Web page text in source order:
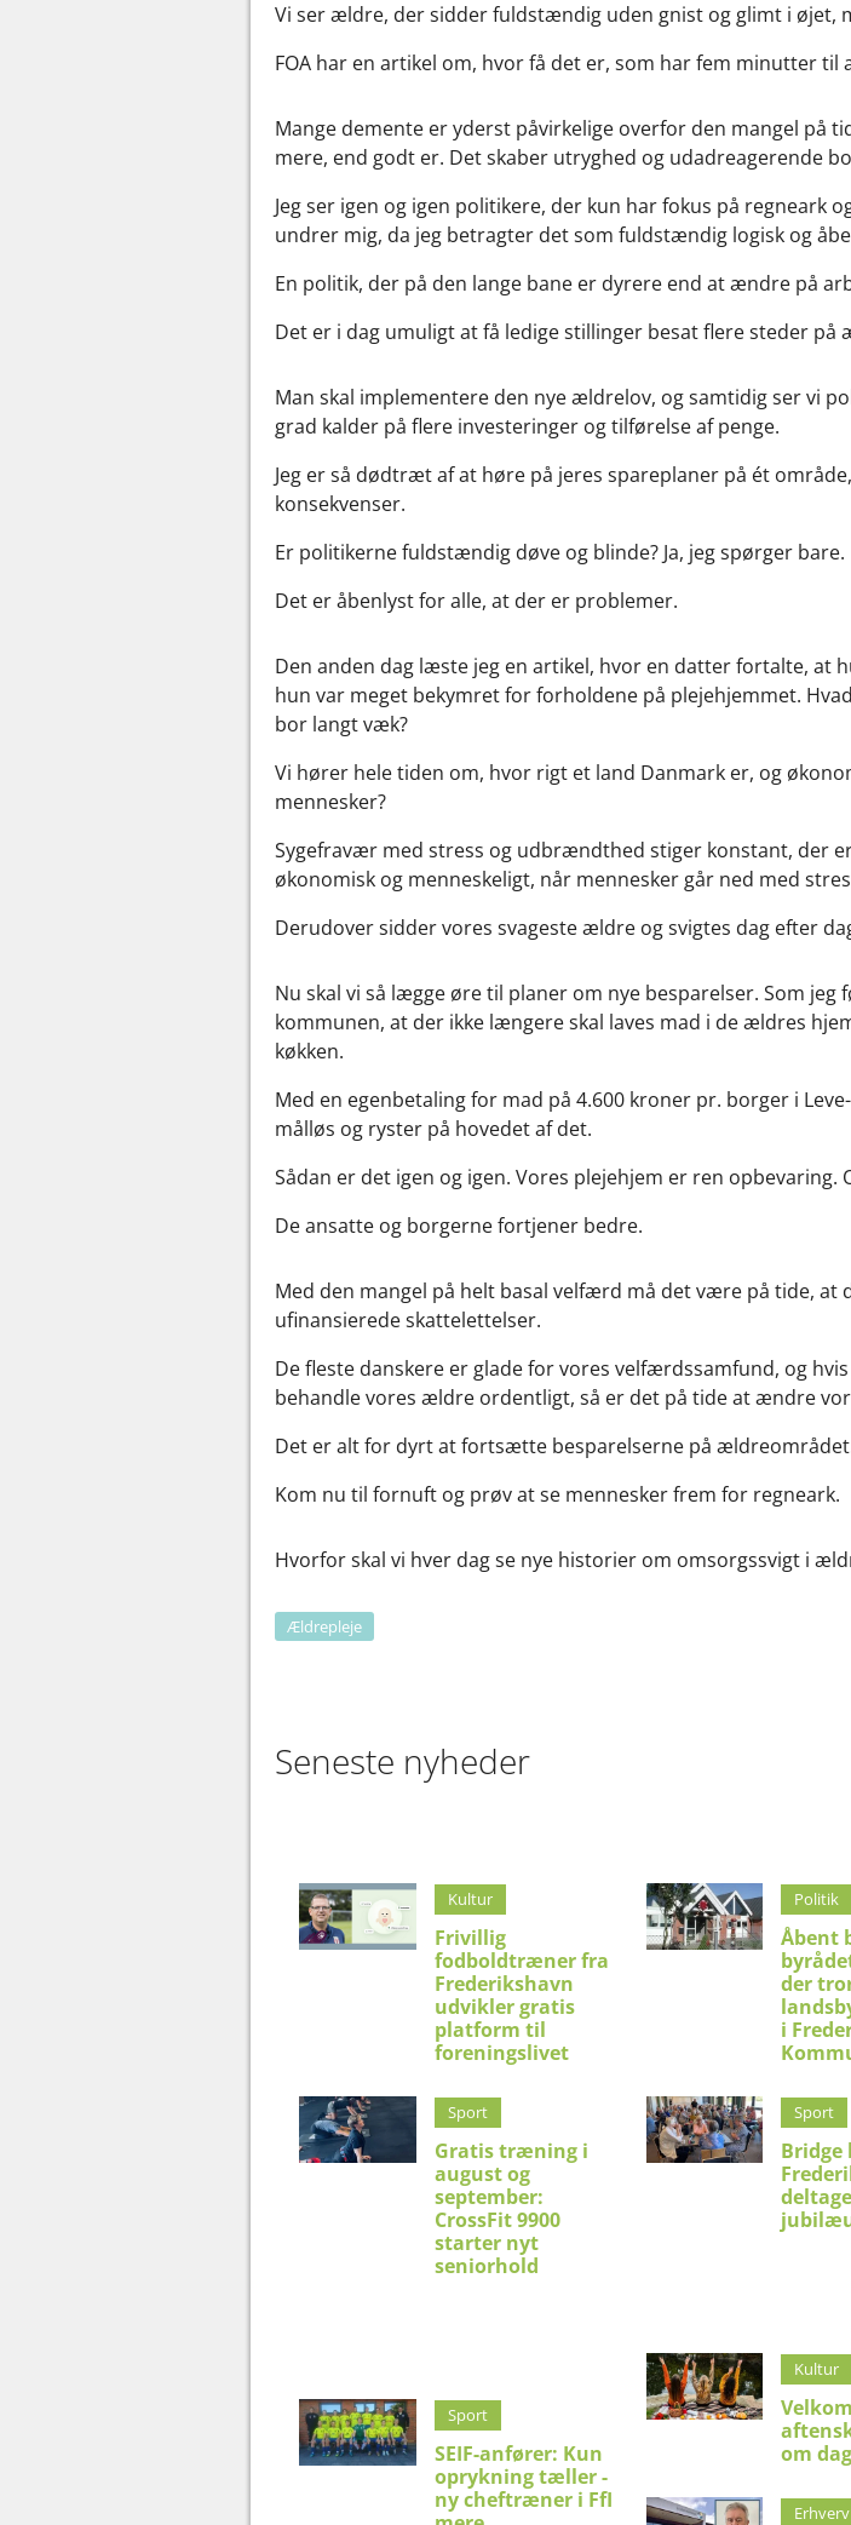
Vi ser ældre, der sidder fuldstændig uden gnist og glimt i øjet,
FOA har en artikel om, hvor få det er, som har fem minutter
Mange demente er yderst påvirkelige overfor den mangel på
mere, end godt er. Det skaber utryghed og udadreagerende
Jeg ser igen og igen politikere, der kun har fokus på regneark
undrer mig, da jeg betragter det som fuldstændig logisk og
En politik, der på den lange bane er dyrere end at ændre på
Det er i dag umuligt at få ledige stillinger besat flere steder på
Man skal implementere den nye ældrelov, og samtidig ser vi
grad kalder på flere investeringer og tilførelse af penge.
Jeg er så dødtræt af at høre på jeres spareplaner på ét
konsekvenser.
Er politikerne fuldstændig døve og blinde? Ja, jeg spørger bare.
Det er åbenlyst for alle, at der er problemer.
Den anden dag læste jeg en artikel, hvor en datter fortalte, at
hun var meget bekymret for forholdene på plejehjemmet.
bor langt væk?
Vi hører hele tiden om, hvor rigt et land Danmark er, og
mennesker?
Sygefravær med stress og udbrændthed stiger konstant, der
økonomisk og menneskeligt, når mennesker går ned med
Derudover sidder vores svageste ældre og svigtes dag efter
Nu skal vi så lægge øre til planer om nye besparelser. Som
kommunen, at der ikke længere skal laves mad i de ældres
køkken.
Med en egenbetaling for mad på 4.600 kroner pr. borger i
målløs og ryster på hovedet af det.
Sådan er det igen og igen. Vores plejehjem er ren
De ansatte og borgerne fortjener bedre.
Med den mangel på helt basal velfærd må det være på tide,
ufinansierede skattelettelser.
De fleste danskere er glade for vores velfærdssamfund, og
behandle vores ældre ordentligt, så er det på tide at ændre
Det er alt for dyrt at fortsætte besparelserne på
Kom nu til fornuft og prøv at se mennesker frem for regneark.
Hvorfor skal vi hver dag se nye historier om omsorgssvigt i
Ældrepleje
Seneste nyheder
Kultur
Frivillig
fodboldtræner fra
Frederikshavn
udvikler gratis
platform til
foreningslivet
Sport
Gratis træning i
august og
september:
CrossFit 9900
starter nyt
seniorhold
Sport
SEIF-anfører: Kun
oprykning tæller -
ny cheftræner i FfI
Politik
Åbent
der
i
Sport
Bridge
Kultur
om
Erhverv